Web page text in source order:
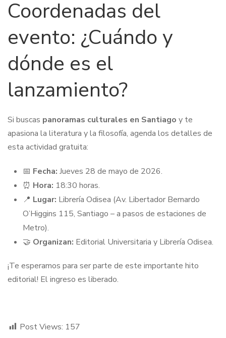
Coordenadas del
evento: ¿Cuándo y
dónde es el
lanzamiento?
Si buscas panoramas culturales en Santiago y te
apasiona la literatura y la filosofía, agenda los detalles de
esta actividad gratuita:
📅 Fecha: Jueves 28 de mayo de 2026.
⏰ Hora: 18:30 horas.
📍 Lugar: Librería Odisea (Av. Libertador Bernardo
O’Higgins 115, Santiago – a pasos de estaciones de
Metro).
🤝 Organizan: Editorial Universitaria y Librería Odisea.
¡Te esperamos para ser parte de este importante hito
editorial! El ingreso es liberado.
Post Views: 157